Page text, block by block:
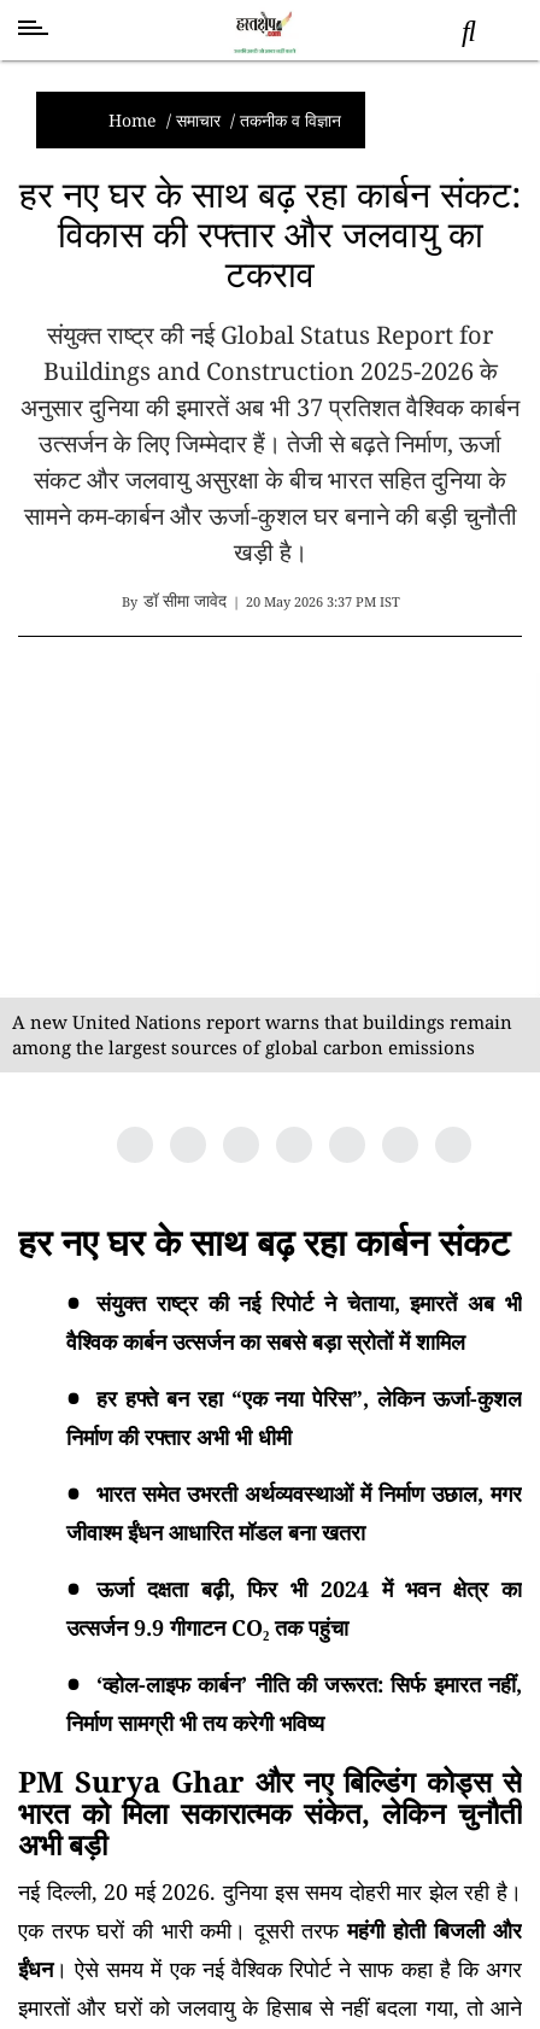
समाचार
स्तंभ
शब्द
राजनीति
तकनीक
व
विज्ञान
अन्य
Home / समाचार/ तकनीक व विज्ञान
हर नए घर के साथ बढ़ रहा कार्बन संकट:
विकास की रफ्तार और जलवायु का
टकराव
संयुक्त राष्ट्र की नई Global Status Report for
Buildings and Construction 2025-2026 के
अनुसार दुनिया की इमारतें अब भी 37 प्रतिशत वैश्विक कार्बन
उत्सर्जन के लिए जिम्मेदार हैं। तेजी से बढ़ते निर्माण, ऊर्जा
संकट और जलवायु असुरक्षा के बीच भारत सहित दुनिया के
सामने कम-कार्बन और ऊर्जा-कुशल घर बनाने की बड़ी चुनौती
खड़ी है।
By डॉ सीमा जावेद | 20 May 2026 3:37 PM IST
A new United Nations report warns that buildings remain
among the largest sources of global carbon emissions
हर नए घर के साथ बढ़ रहा कार्बन संकट
संयुक्त राष्ट्र की नई रिपोर्ट ने चेताया, इमारतें अब भी
वैश्विक कार्बन उत्सर्जन का सबसे बड़ा स्रोतों में शामिल
हर हफ्ते बन रहा “एक नया पेरिस”, लेकिन ऊर्जा-कुशल
निर्माण की रफ्तार अभी भी धीमी
भारत समेत उभरती अर्थव्यवस्थाओं में निर्माण उछाल, मगर
जीवाश्म ईंधन आधारित मॉडल बना खतरा
ऊर्जा दक्षता बढ़ी, फिर भी 2024 में भवन क्षेत्र का
उत्सर्जन 9.9 गीगाटन CO₂ तक पहुंचा
‘व्होल-लाइफ कार्बन’ नीति की जरूरत: सिर्फ इमारत नहीं,
निर्माण सामग्री भी तय करेगी भविष्य
PM Surya Ghar और नए बिल्डिंग कोड्स से
भारत को मिला सकारात्मक संकेत, लेकिन चुनौती
अभी बड़ी
नई दिल्ली, 20 मई 2026. दुनिया इस समय दोहरी मार झेल रही है।
एक तरफ घरों की भारी कमी। दूसरी तरफमहंगी होती बिजली और
ईंधन। ऐसे समय में एक नई वैश्विक रिपोर्ट ने साफ कहा है कि अगर
इमारतों और घरों को जलवायु के हिसाब से नहीं बदला गया, तो आने